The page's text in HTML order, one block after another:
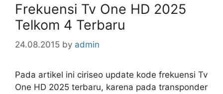
Frekuensi Tv One HD 2025
Telkom 4 Terbaru
24.08.2015 by admin
Pada artikel ini ciriseo update kode frekuensi Tv
One HD 2025 terbaru, karena pada transponder